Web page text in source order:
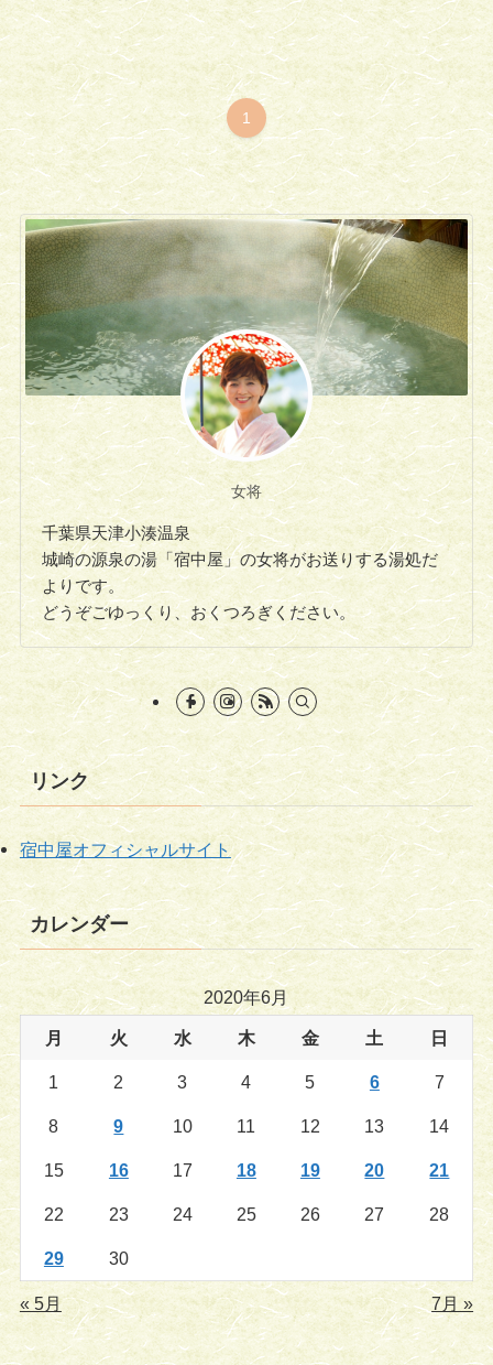
1
女将
千葉県天津小湊温泉
城崎の源泉の湯「宿中屋」の女将がお送りする湯処だ
よりです。
どうぞごゆっくり、おくつろぎください。
リンク
宿中屋オフィシャルサイト
カレンダー
2020年6月
月 火 水 木 金 土 日
1 2 3 4 5 6 7
8 9 10 11 12 13 14
15 16 17 18 19 20 21
22 23 24 25 26 27 28
29 30
« 5月 7月 »